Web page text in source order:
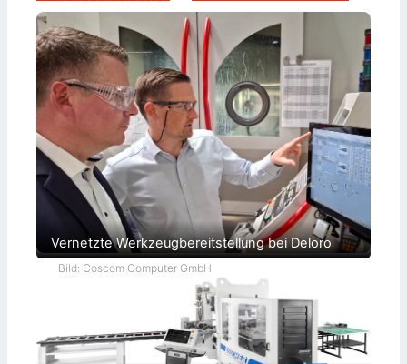
Vernetzte Werkzeugbereitstellung bei Deloro
Bild: Coscom Computer GmbH